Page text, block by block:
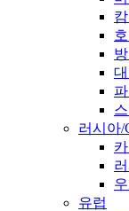
러시아/
유럽